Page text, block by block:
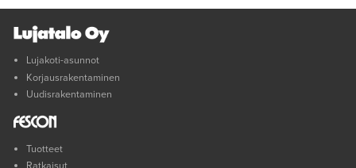
Lujakoti-asunnot
Korjausrakentaminen
Uudisrakentaminen
Tuotteet